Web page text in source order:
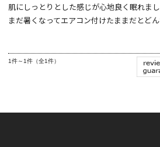
肌にしっとりとした感じが心地良く眠れま
まだ暑くなってエアコン付けたままだとど
1件～1件（全1件）